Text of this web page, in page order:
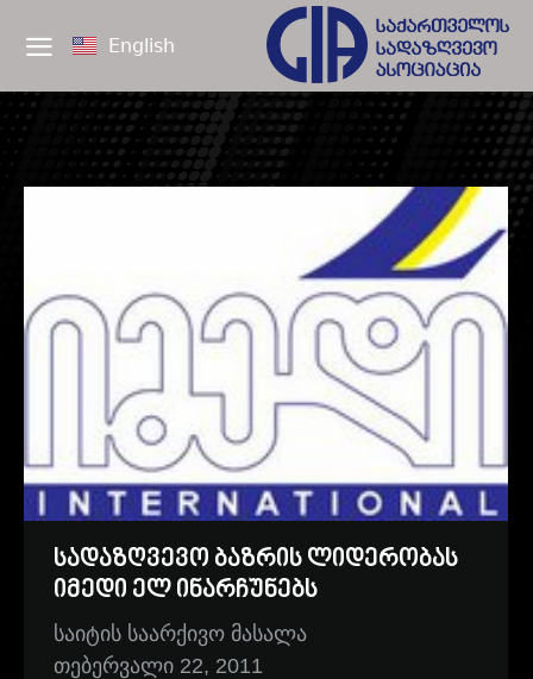
English
სადაზღვევო ბაზრის ლიდერობას
იმედი ელ ინარჩუნებს
საიტის საარქივო მასალა
თებერვალი 22, 2011